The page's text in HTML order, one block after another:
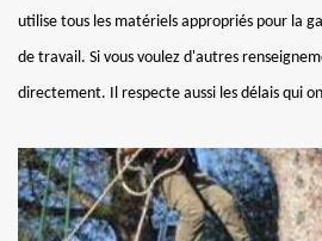
utilise tous les matériels appropriés pour la
de travail. Si vous voulez d'autres
directement. Il respecte aussi les délais qui